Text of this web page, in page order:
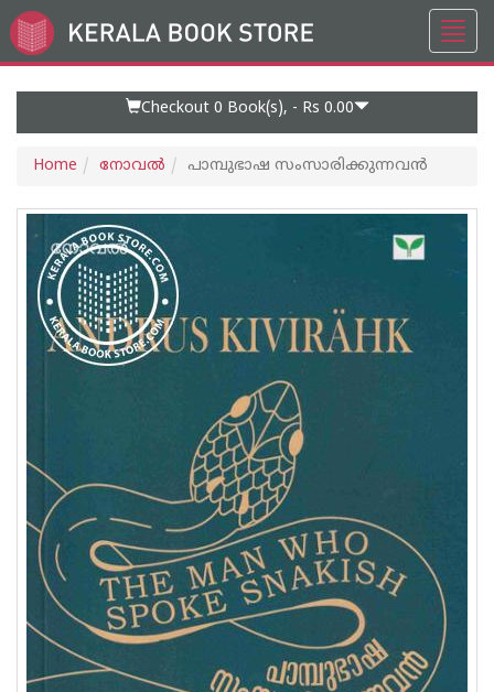
Go
to
Checkout 0 Book(s), - Rs 0.00
Home നോവല്‍ പാമ്പുഭാഷ സംസാരിക്കുന്നവൻ